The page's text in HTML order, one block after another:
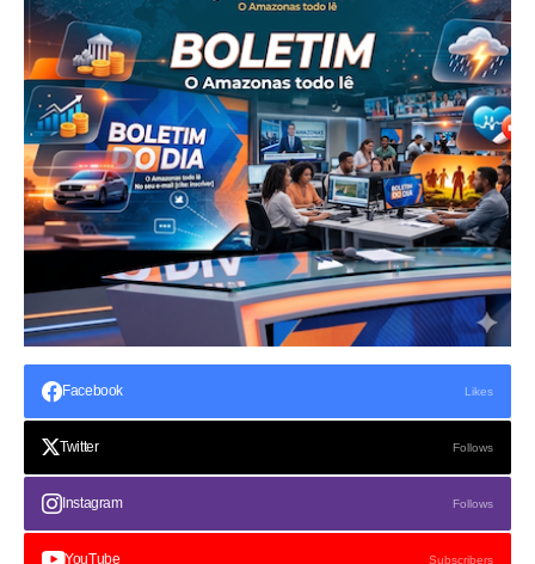
Facebook Likes
Twitter Follows
Instagram Follows
YouTube Subscribers